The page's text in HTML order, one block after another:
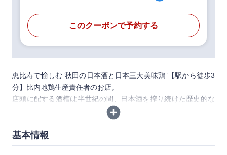
このクーポンで予約する
恵比寿で愉しむ”秋田の日本酒と日本三大美味鶏”【駅から徒歩3
分】比内地鶏生産責任者のお店。
店頭に配する酒槽は半世紀の間、日本酒を搾り続けた歴史的な
骨董品。並ぶ氷温庫は600本以上の日本酒を有する。ご来店が
初めての方にも、興味があるけど詳しくない方にも、利き酒師
がお好みをお伺いしながら丁寧に料理・お酒をご提案。
基本情報